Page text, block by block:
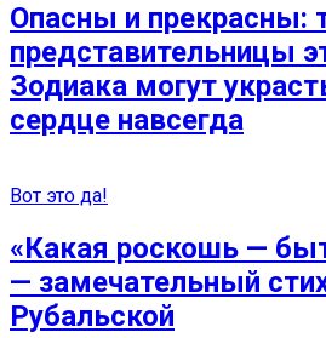
Опасны и прекрасны:
представительницы
Зодиака могут
сердце навсегда
Вот это да!
«Какая роскошь —
— замечательный
Рубальской